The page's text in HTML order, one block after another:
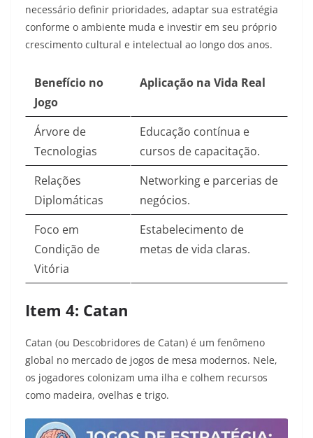
necessário definir prioridades, adaptar sua estratégia
conforme o ambiente muda e investir em seu próprio
crescimento cultural e intelectual ao longo dos anos.
Benefício no
Jogo
Aplicação na Vida Real
Árvore de
Tecnologias
Educação contínua e
cursos de capacitação.
Relações
Diplomáticas
Networking e parcerias de
negócios.
Foco em
Condição de
Vitória
Estabelecimento de
metas de vida claras.
Item 4: Catan
Catan (ou Descobridores de Catan) é um fenômeno
global no mercado de jogos de mesa modernos. Nele,
os jogadores colonizam uma ilha e colhem recursos
como madeira, ovelhas e trigo.